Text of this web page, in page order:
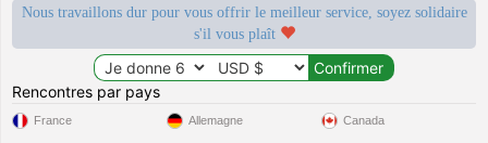
Nous travaillons dur pour vous offrir le meilleur service, soyez solidaire
s'il vous plaît
Rencontres par pays
France Allemagne Canada